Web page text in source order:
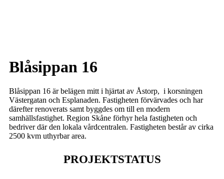
Blåsippan 16
Blåsippan 16 är belägen mitt i hjärtat av Åstorp, i korsningen
Västergatan och Esplanaden. Fastigheten förvärvades och har
därefter renoverats samt byggdes om till en modern
samhällsfastighet. Region Skåne förhyr hela fastigheten och
bedriver där den lokala vårdcentralen. Fastigheten består av cirka
2500 kvm uthyrbar area.
PROJEKTSTATUS